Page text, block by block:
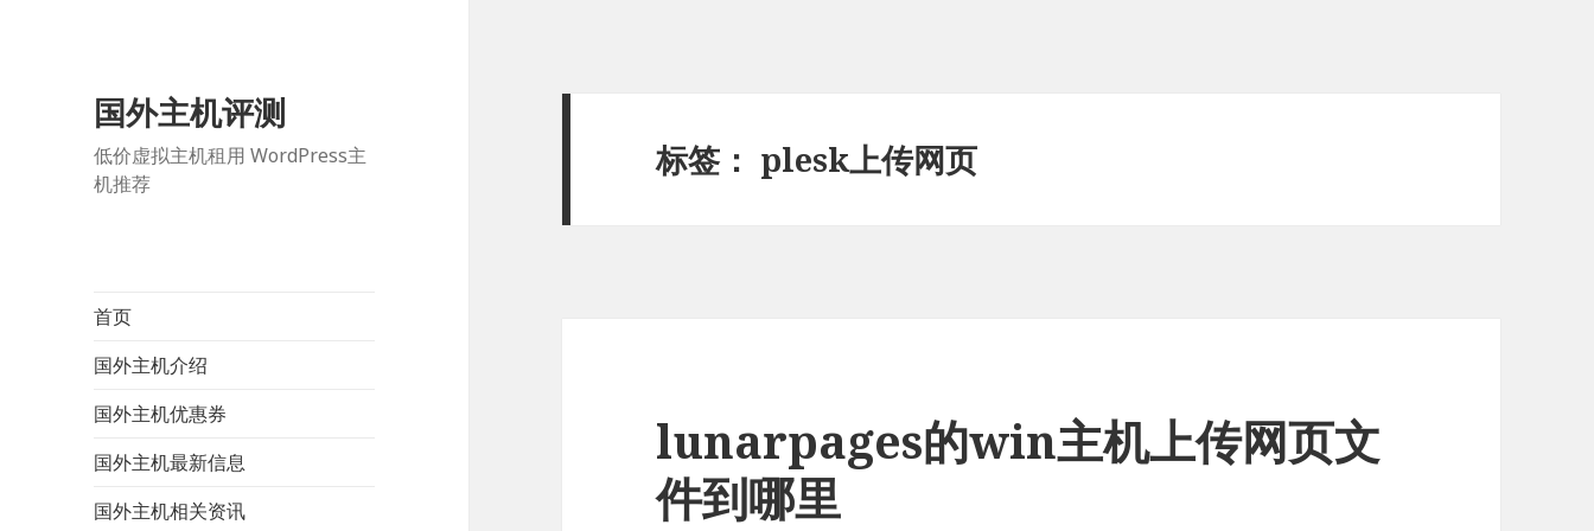
国外主机评测
低价虚拟主机租用 WordPress主
机推荐
首页
国外主机介绍
国外主机优惠券
国外主机最新信息
国外主机相关资讯
标签： plesk上传网页
lunarpages的win主机上传网页文
件到哪里